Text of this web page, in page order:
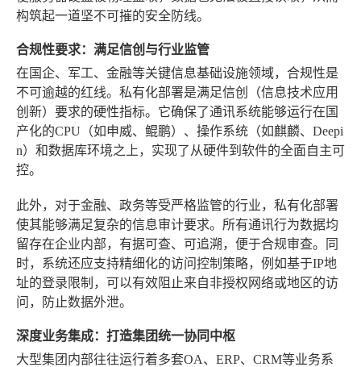
构筑起一道坚不可摧的安全防线。
合规性要求：满足信创与行业监管
在国企、军工、金融等关键信息基础设施领域，合规性是
不可逾越的红线。私有化部署是满足信创（信息技术应用
创新）要求的硬性指标。它确保了通讯系统能够运行在国
产化的CPU（如申威、鲲鹏）、操作系统（如麒麟、Deepi
n）和数据库环境之上，实现了从硬件到软件的全面自主可
控。
此外，对于金融、政务等受严格监管的行业，私有化部署
使其能够满足复杂的信息审计要求。所有通讯行为数据均
留存在企业内部，有据可查、可追溯，便于合规审查。同
时，系统还应支持精细化的访问控制策略，例如基于IP地
址的登录限制，可以有效阻止来自非授权网络或地区的访
问，防止数据外泄。
深度业务集成：打造集团统一协同中枢
大型集团内部往往运行着多套OA、ERP、CRM等业务系